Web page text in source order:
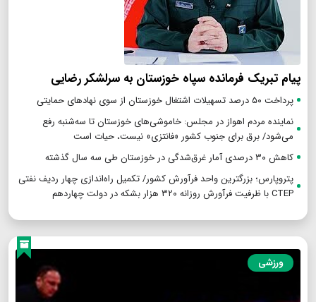
پیام تبریک فرمانده سپاه خوزستان به سرلشکر رضایی
پرداخت ۵۰ درصد تسهیلات اشتغال خوزستان از سوی نهادهای حمایتی
نماینده مردم اهواز در مجلس: خاموشی‌های خوزستان تا سه‌شنبه رفع
می‌شود/ برق برای جنوب کشور «فانتزی» نیست، حیات است
کاهش ۳۰ درصدی آمار غرق‌شدگی در خوزستان طی سه سال گذشته
پتروپارس؛ بزرگترین واحد فرآورش کشور/ تکمیل راه‌اندازی چهار ردیف نفتی
CTEP با ظرفیت فرآورش روزانه ۳۲۰ هزار بشکه در دولت چهاردهم
ورزشی